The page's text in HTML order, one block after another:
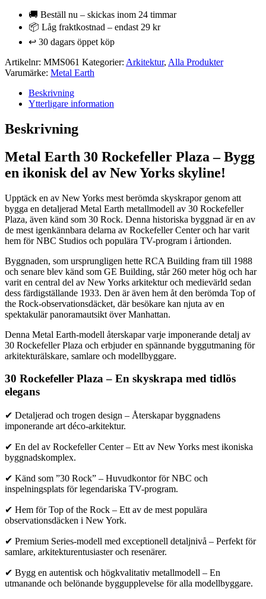
Rockefeller
Plaza
Skyskrapa
mängd
🚚 Beställ nu – skickas inom 24 timmar
📦 Låg fraktkostnad – endast 29 kr
↩️ 30 dagars öppet köp
Artikelnr: MMS061 Kategorier: Arkitektur, Alla Produkter
Varumärke: Metal Earth
Beskrivning
Ytterligare information
Beskrivning
Metal Earth 30 Rockefeller Plaza – Bygg
en ikonisk del av New Yorks skyline!
Upptäck en av New Yorks mest berömda skyskrapor genom att
bygga en detaljerad Metal Earth metallmodell av 30 Rockefeller
Plaza, även känd som 30 Rock. Denna historiska byggnad är en av
de mest igenkännbara delarna av Rockefeller Center och har varit
hem för NBC Studios och populära TV-program i årtionden.
Byggnaden, som ursprungligen hette RCA Building fram till 1988
och senare blev känd som GE Building, står 260 meter hög och har
varit en central del av New Yorks arkitektur och medievärld sedan
dess färdigställande 1933. Den är även hem åt den berömda Top of
the Rock-observationsdäcket, där besökare kan njuta av en
spektakulär panoramautsikt över Manhattan.
Denna Metal Earth-modell återskapar varje imponerande detalj av
30 Rockefeller Plaza och erbjuder en spännande byggutmaning för
arkitekturälskare, samlare och modellbyggare.
30 Rockefeller Plaza – En skyskrapa med tidlös
elegans
✔ Detaljerad och trogen design – Återskapar byggnadens
imponerande art déco-arkitektur.
✔ En del av Rockefeller Center – Ett av New Yorks mest ikoniska
byggnadskomplex.
✔ Känd som ”30 Rock” – Huvudkontor för NBC och
inspelningsplats för legendariska TV-program.
✔ Hem för Top of the Rock – Ett av de mest populära
observationsdäcken i New York.
✔ Premium Series-modell med exceptionell detaljnivå – Perfekt för
samlare, arkitekturentusiaster och resenärer.
✔ Bygg en autentisk och högkvalitativ metallmodell – En
utmanande och belönande byggupplevelse för alla modellbyggare.